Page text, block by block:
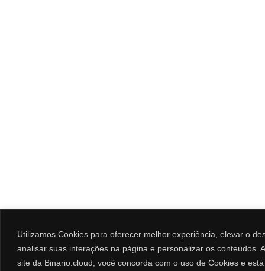
Utilizamos Cookies para oferecer melhor experiência, elevar o
analisar suas interações na página e personalizar os conteúdos.
site da Binario.cloud, você concorda com o uso de Cookies e